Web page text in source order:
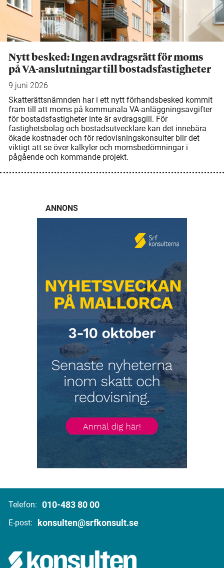
Nytt besked: Ingen avdragsrätt för moms
på VA-anslutningar till bostadsfastigheter
9 juni 2026
Skatterättsnämnden har i ett nytt förhandsbesked kommit
fram till att moms på kommunala VA-anläggningsavgifter
för bostadsfastigheter inte är avdragsgill. För
fastighetsbolag och bostadsutvecklare kan det innebära
ökade kostnader och för redovisningskonsulter blir det
viktigt att se över kalkyler och momsbedömningar i
pågående och kommande projekt.
ANNONS
Telefon: 010-483 80 00
E-post: konsulten@srfkonsult.se